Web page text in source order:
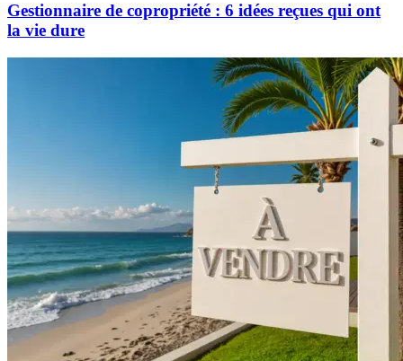
Gestionnaire de copropriété : 6 idées reçues qui ont
la vie dure